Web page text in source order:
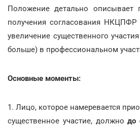
Положение детально описывает
получения согласования НКЦПФР
увеличение существенного участия
больше) в профессиональном
Основные моменты:
1. Лицо, которое намеревается
существенное участие, должнодо